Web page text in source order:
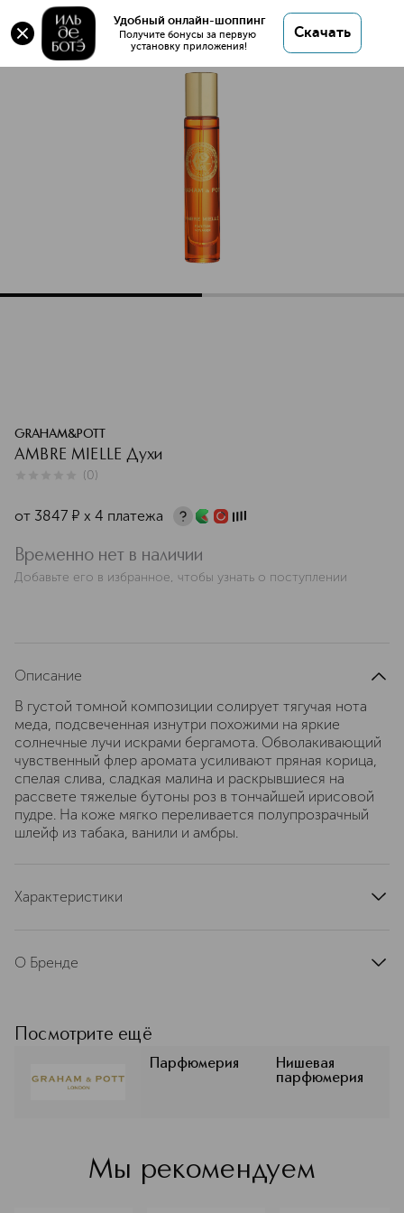
Удобный онлайн-шоппинг
Получите бонусы за первую
установку приложения!
Скачать
AMBRE MIELLE Духи
GRAHAM&POTT
AMBRE MIELLE Духи
(0)
от 3847 ¤ х 4 платежа
Временно нет в наличии
Добавьте его в избранное, чтобы узнать о поступлении
Описание
В густой томной композиции солирует тягучая нота
меда, подсвеченная изнутри похожими на яркие
солнечные лучи искрами бергамота. Обволакивающий
чувственный флер аромата усиливают пряная корица,
спелая слива, сладкая малина и раскрывшиеся на
рассвете тяжелые бутоны роз в тончайшей ирисовой
пудре. На коже мягко переливается полупрозрачный
шлейф из табака, ванили и амбры.
Характеристики
артикул
О Бренде
как производитель тканей высшего
качества. Ее аристократические
традиции воплотились в роскошную
парфюмерную коллекцию. Дом
известен как анфлераж. Он
Посмотрите ещё
Парфюмерия
Нишевая
парфюмерия
Мы рекомендуем